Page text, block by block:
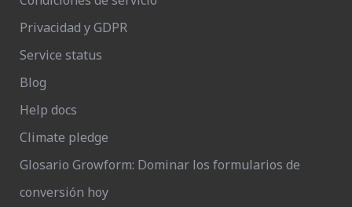
Privacidad y GDPR
Service status
Blog
Help docs
Climate pledge
Glosario Growform: Dominar los formularios de
conversión hoy